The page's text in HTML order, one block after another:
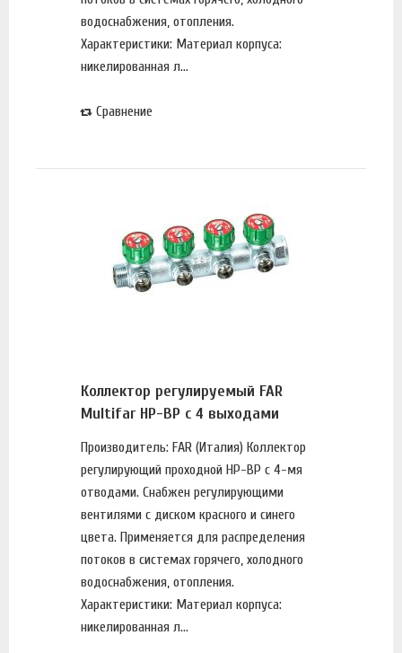
водоснабжения, отопления.
Характеристики: Материал корпуса:
никелированная л...
Сравнение
Коллектор регулируемый FAR
Multifar НР-ВР с 4 выходами
Производитель: FAR (Италия) Коллектор
регулирующий проходной НР-ВР с 4-мя
отводами. Снабжен регулирующими
вентилями с диском красного и синего
цвета. Применяется для распределения
потоков в системах горячего, холодного
водоснабжения, отопления.
Характеристики: Материал корпуса:
никелированная л...